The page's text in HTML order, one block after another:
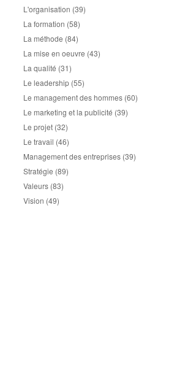
L'organisation (39)
La formation (58)
La méthode (84)
La mise en oeuvre (43)
La qualité (31)
Le leadership (55)
Le management des hommes (60)
Le marketing et la publicité (39)
Le projet (32)
Le travail (46)
Management des entreprises (39)
Stratégie (89)
Valeurs (83)
Vision (49)